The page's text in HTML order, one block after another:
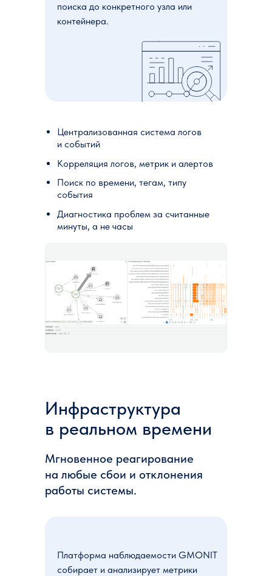
поиска до конкретного узла или
контейнера.
Централизованная система логов
и событий
Корреляция логов, метрик и алертов
Поиск по времени, тегам, типу
события
Диагностика проблем за считанные
минуты, а не часы
Инфраструктура
в реальном времени
Мгновенное реагирование
на любые сбои и отклонения
работы системы.
Платформа наблюдаемости GMONIT
собирает и анализирует метрики